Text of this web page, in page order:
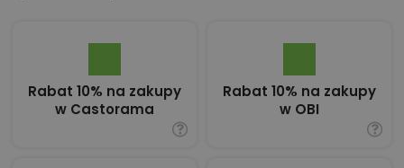
Rabat 10% na zakupy
w Castorama
Rabat 10% na zakupy
w OBI